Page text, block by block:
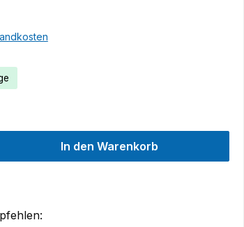
Wert ein oder benutze die Schaltflächen um die
In den Warenkorb